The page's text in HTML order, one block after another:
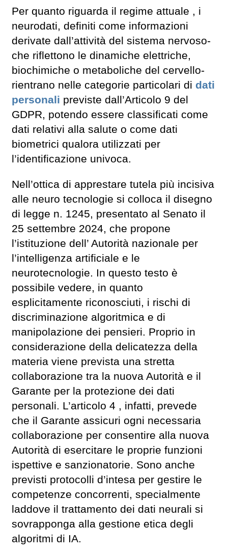
Per quanto riguarda il regime attuale , i
neurodati, definiti come informazioni
derivate dall’attività del sistema nervoso-
che riflettono le dinamiche elettriche,
biochimiche o metaboliche del cervello-
rientrano nelle categorie particolari di dati
personali previste dall’Articolo 9 del
GDPR, potendo essere classificati come
dati relativi alla salute o come dati
biometrici qualora utilizzati per
l’identificazione univoca.
Nell’ottica di apprestare tutela più incisiva
alle neuro tecnologie si colloca il disegno
di legge n. 1245, presentato al Senato il
25 settembre 2024, che propone
l’istituzione dell’ Autorità nazionale per
l’intelligenza artificiale e le
neurotecnologie. In questo testo è
possibile vedere, in quanto
esplicitamente riconosciuti, i rischi di
discriminazione algoritmica e di
manipolazione dei pensieri. Proprio in
considerazione della delicatezza della
materia viene prevista una stretta
collaborazione tra la nuova Autorità e il
Garante per la protezione dei dati
personali. L’articolo 4 , infatti, prevede
che il Garante assicuri ogni necessaria
collaborazione per consentire alla nuova
Autorità di esercitare le proprie funzioni
ispettive e sanzionatorie. Sono anche
previsti protocolli d’intesa per gestire le
competenze concorrenti, specialmente
laddove il trattamento dei dati neurali si
sovrapponga alla gestione etica degli
algoritmi di IA.